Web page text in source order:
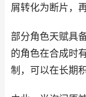
屑转化为断片，
部分角色天赋具
的角色在合成时
制，可以在长期